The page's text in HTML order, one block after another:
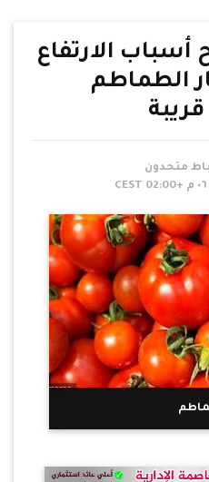
أسباب الارتفاع
الطماطم
متحدون